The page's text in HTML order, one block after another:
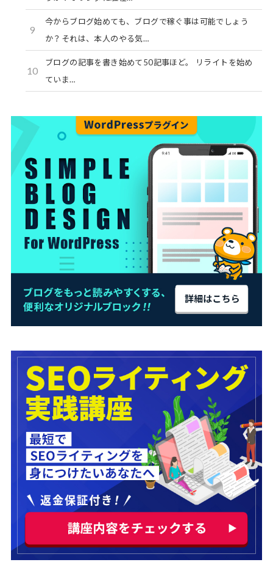
9
今からブログ始めても、ブログで稼ぐ事は可能でしょう
か？それは、本人のやる気…
10
ブログの記事を書き始めて50記事ほど。 リライトを始め
ていま…